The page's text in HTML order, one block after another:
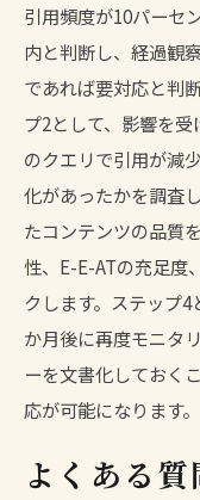
引用頻度が10パーセ
内と判断し、経過観
であれば要対応と判
プ2として、影響を
のクエリで引用が減
化があったかを調査
たコンテンツの品質
性、E-E-ATの充足度
クします。ステップ
か月後に再度モニタ
ーを文書化しておく
応が可能になります。
よくある質